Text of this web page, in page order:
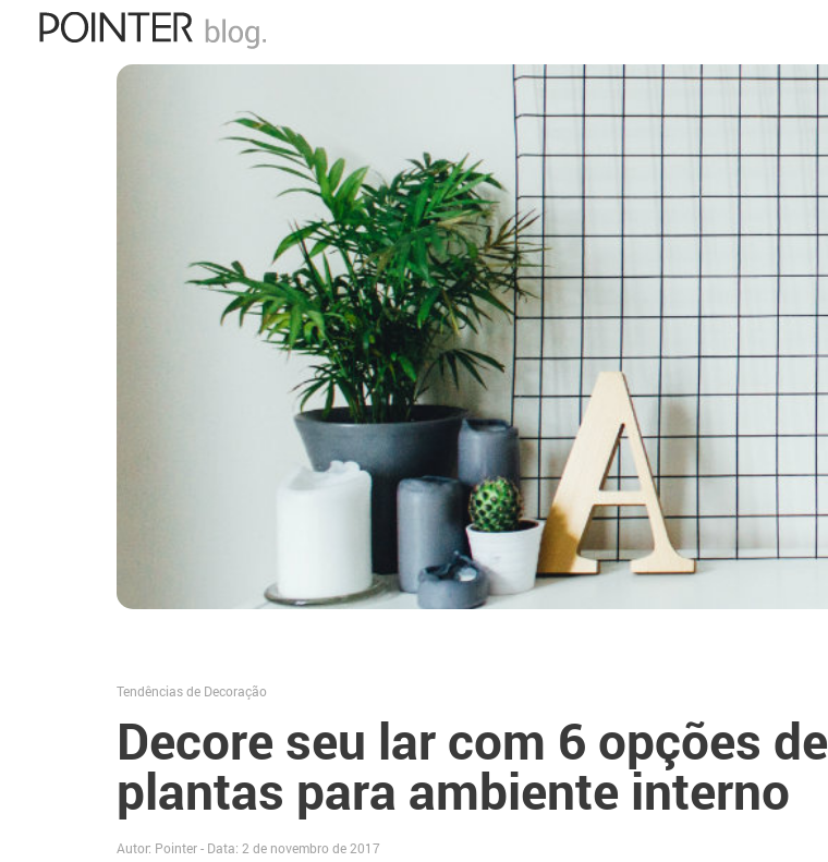
Decore seu lar com 6 opções de
plantas para ambiente interno
Tendências de Decoração
Autor: Pointer - Data: 2 de novembro de 2017